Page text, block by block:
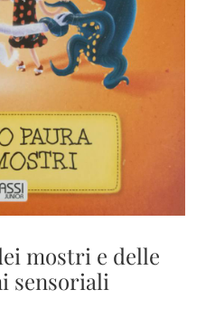
mostri e delle
sensoriali